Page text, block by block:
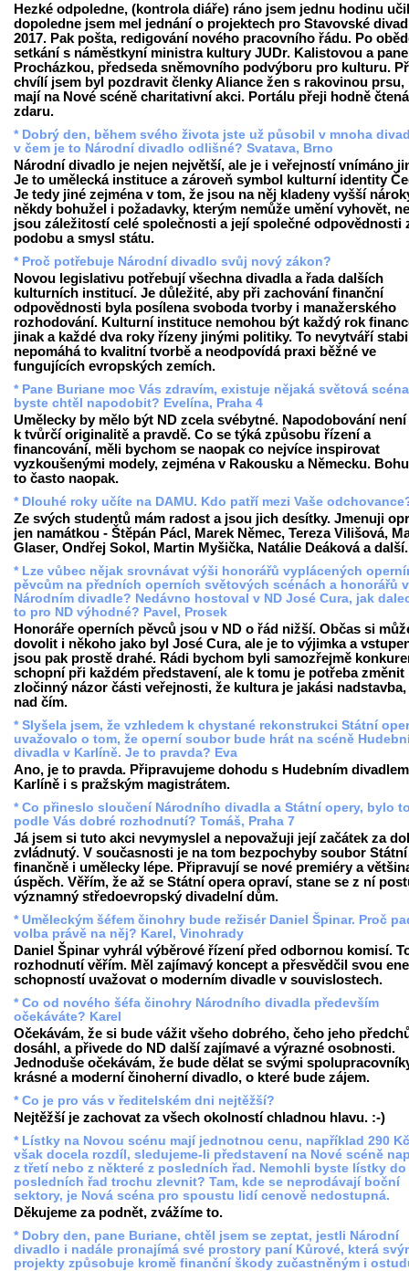
Hezké odpoledne, (kontrola diáře) ráno jsem jednu hodinu
dopoledne jsem mel jednání o projektech pro Stavovské
2017. Pak pošta, redigování nového pracovního řádu. Po
setkání s náměstkyní ministra kultury JUDr. Kalistovou a
Procházkou, předseda sněmovního podvýboru pro kulturu.
chvílí jsem byl pozdravit členky Aliance žen s rakovinou prsu,
mají na Nové scéně charitativní akci. Portálu přeji hodně
zdaru.
* Dobrý den, během svého života jste už působil v mnoha
v čem je to Národní divadlo odlišné? Svatava, Brno
Národní divadlo je nejen největší, ale je i veřejností vnímáno
Je to umělecká instituce a zároveň symbol kulturní identity
Je tedy jiné zejména v tom, že jsou na něj kladeny vyšší
někdy bohužel i požadavky, kterým nemůže umění vyhovět,
jsou záležitostí celé společnosti a její společné odpovědnosti
podobu a smysl státu.
* Proč potřebuje Národní divadlo svůj nový zákon?
Novou legislativu potřebují všechna divadla a řada dalších
kulturních institucí. Je důležité, aby při zachování finanční
odpovědnosti byla posílena svoboda tvorby i manažerského
rozhodování. Kulturní instituce nemohou být každý rok
jinak a každé dva roky řízeny jinými politiky. To nevytváří
nepomáhá to kvalitní tvorbě a neodpovídá praxi běžné ve
fungujících evropských zemích.
* Pane Buriane moc Vás zdravím, existuje nějaká světová
byste chtěl napodobit? Evelína, Praha 4
Umělecky by mělo být ND zcela svébytné. Napodobování není
k tvůrčí originalitě a pravdě. Co se týká způsobu řízení a
financování, měli bychom se naopak co nejvíce inspirovat
vyzkoušenými modely, zejména v Rakousku a Německu.
to často naopak.
* Dlouhé roky učíte na DAMU. Kdo patří mezi Vaše
Ze svých studentů mám radost a jsou jich desítky. Jmenuji
jen namátkou - Štěpán Pácl, Marek Němec, Tereza Vilišová,
Glaser, Ondřej Sokol, Martin Myšička, Natálie Deáková a další.
* Lze vůbec nějak srovnávat výši honorářů vyplácených
pěvcům na předních operních světových scénách a honorářů v
Národním divadle? Nedávno hostoval v ND José Cura, jak
to pro ND výhodné? Pavel, Prosek
Honoráře operních pěvců jsou v ND o řád nižší. Občas si
dovolit i někoho jako byl José Cura, ale je to výjimka a
jsou pak prostě drahé. Rádi bychom byli samozřejmě
schopní při každém představení, ale k tomu je potřeba změnit
zločinný názor části veřejnosti, že kultura je jakási
nad čím.
* Slyšela jsem, že vzhledem k chystané rekonstrukci Státní
uvažovalo o tom, že operní soubor bude hrát na scéně
divadla v Karlíně. Je to pravda? Eva
Ano, je to pravda. Připravujeme dohodu s Hudebním
Karlíně i s pražským magistrátem.
* Co přineslo sloučení Národního divadla a Státní opery, bylo
podle Vás dobré rozhodnutí? Tomáš, Praha 7
Já jsem si tuto akci nevymyslel a nepovažuji její začátek za
zvládnutý. V současnosti je na tom bezpochyby soubor
finančně i umělecky lépe. Připravují se nové premiéry a
úspěch. Věřím, že až se Státní opera opraví, stane se z ní
významný středoevropský divadelní dům.
* Uměleckým šéfem činohry bude režisér Daniel Špinar. Proč
volba právě na něj? Karel, Vinohrady
Daniel Špinar vyhrál výběrové řízení před odbornou komisí.
rozhodnutí věřím. Měl zajímavý koncept a přesvědčil svou
schopností uvažovat o moderním divadle v souvislostech.
* Co od nového šéfa činohry Národního divadla především
očekáváte? Karel
Očekávám, že si bude vážit všeho dobrého, čeho jeho
dosáhl, a přivede do ND další zajímavé a výrazné osobnosti.
Jednoduše očekávám, že bude dělat se svými
krásné a moderní činoherní divadlo, o které bude zájem.
* Co je pro vás v ředitelském dni nejtěžší?
Nejtěžší je zachovat za všech okolností chladnou hlavu. :-)
* Lístky na Novou scénu mají jednotnou cenu, například 290
však docela rozdíl, sledujeme-li představení na Nové scéně
z třetí nebo z některé z posledních řad. Nemohli byste lístky do
posledních řad trochu zlevnit? Tam, kde se neprodávají boční
sektory, je Nová scéna pro spoustu lidí cenově nedostupná.
Děkujeme za podnět, zvážíme to.
* Dobry den, pane Buriane, chtěl jsem se zeptat, jestli Národní
divadlo i nadále pronajímá své prostory paní Kůrové, která
projekty způsobuje kromě finanční škody zučastněným i